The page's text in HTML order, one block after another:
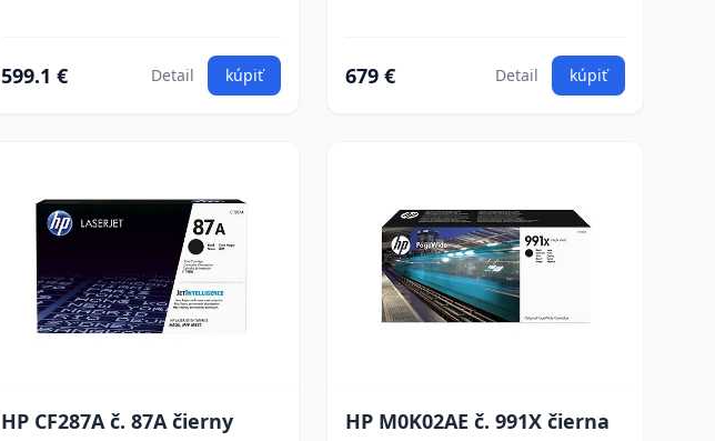
599.1 € Detail kúpiť 679 € Detail kúpiť
HP CF287A č. 87A čierny HP M0K02AE č. 991X čierna